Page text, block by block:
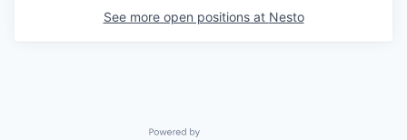
See more open positions at Nesto